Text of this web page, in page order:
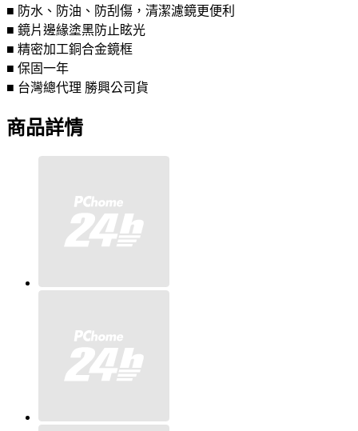
■ 防水、防油、防刮傷，清潔濾鏡更便利
■ 鏡片邊緣塗黑防止眩光
■ 精密加工銅合金鏡框
■ 保固一年
■ 台灣總代理 勝興公司貨
商品詳情